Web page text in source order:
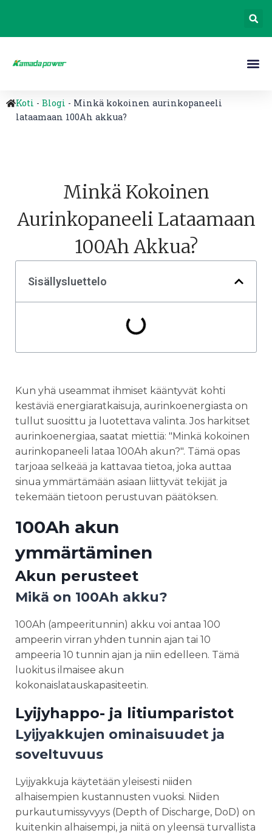
Koti - Blogi - Minkä kokoinen aurinkopaneeli
lataamaan 100Ah akkua?
Minkä Kokoinen
Aurinkopaneeli Lataamaan
100Ah Akkua?
Sisällysluettelo
Kun yhä useammat ihmiset kääntyvät kohti
kestäviä energiaratkaisuja, aurinkoenergiasta on
tullut suosittu ja luotettava valinta. Jos harkitset
aurinkoenergiaa, saatat miettiä: "Minkä kokoinen
aurinkopaneeli lataa 100Ah akun?". Tämä opas
tarjoaa selkeää ja kattavaa tietoa, joka auttaa
sinua ymmärtämään asiaan liittyvät tekijät ja
tekemään tietoon perustuvan päätöksen.
100Ah akun
ymmärtäminen
Akun perusteet
Mikä on 100Ah akku?
100Ah (ampeeritunnin) akku voi antaa 100
ampeerin virran yhden tunnin ajan tai 10
ampeeria 10 tunnin ajan ja niin edelleen. Tämä
luokitus ilmaisee akun
kokonaislatauskapasiteetin.
Lyijyhappo- ja litiumparistot
Lyijyakkujen ominaisuudet ja
soveltuvuus
Lyijyakkuja käytetään yleisesti niiden
alhaisempien kustannusten vuoksi. Niiden
purkautumissyvyys (Depth of Discharge, DoD) on
kuitenkin alhaisempi, ja niitä on yleensä turvallista